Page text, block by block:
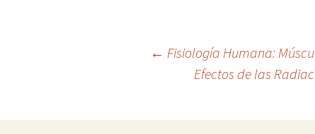
Navegación
← Fisiología Humana:
Efectos de las